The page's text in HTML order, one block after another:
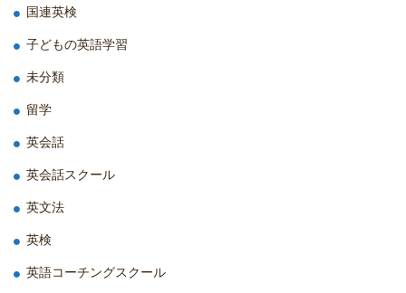
国連英検
子どもの英語学習
未分類
留学
英会話
英会話スクール
英文法
英検
英語コーチングスクール